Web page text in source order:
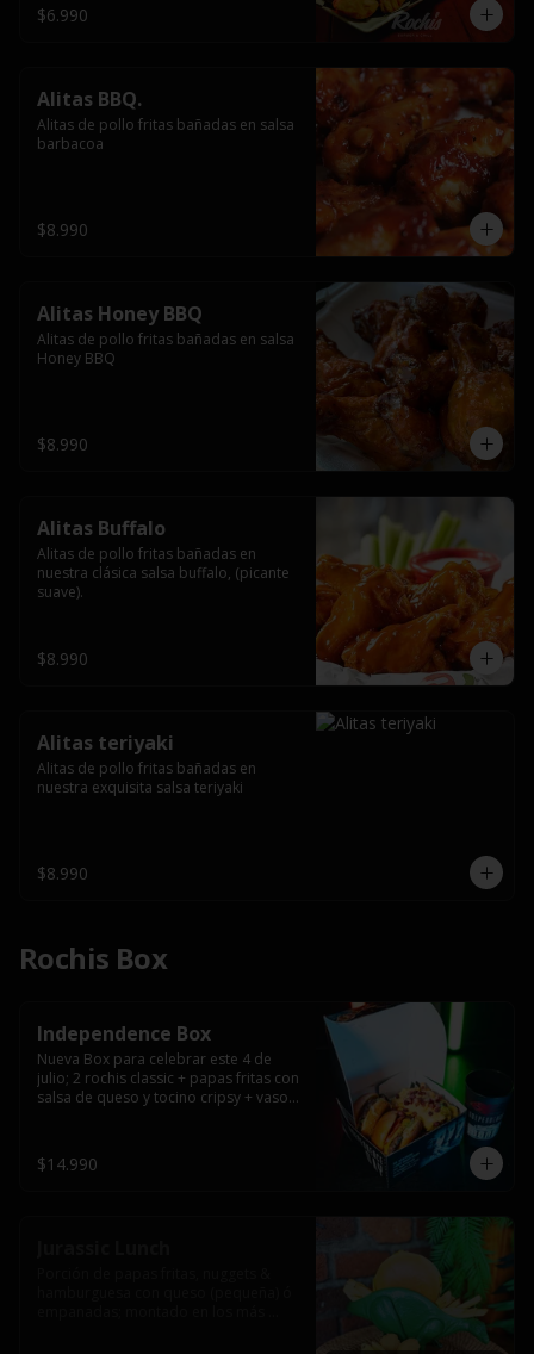
$6.990
Alitas BBQ.
Alitas de pollo fritas bañadas en salsa
barbacoa
$8.990
Alitas Honey BBQ
Alitas de pollo fritas bañadas en salsa
Honey BBQ
$8.990
Alitas Buffalo
Alitas de pollo fritas bañadas en
nuestra clásica salsa buffalo, (picante
suave).
$8.990
Alitas teriyaki
Alitas de pollo fritas bañadas en
nuestra exquisita salsa teriyaki
$8.990
Rochis Box
Independence Box
Nueva Box para celebrar este 4 de
julio; 2 rochis classic + papas fritas con
salsa de queso y tocino cripsy + vaso
$14.990